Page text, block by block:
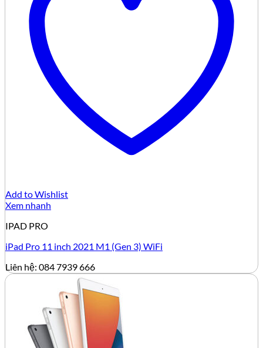
Add to Wishlist
Xem nhanh
IPAD PRO
iPad Pro 11 inch 2021 M1 (Gen 3) WiFi
Liên hệ: 084 7939 666